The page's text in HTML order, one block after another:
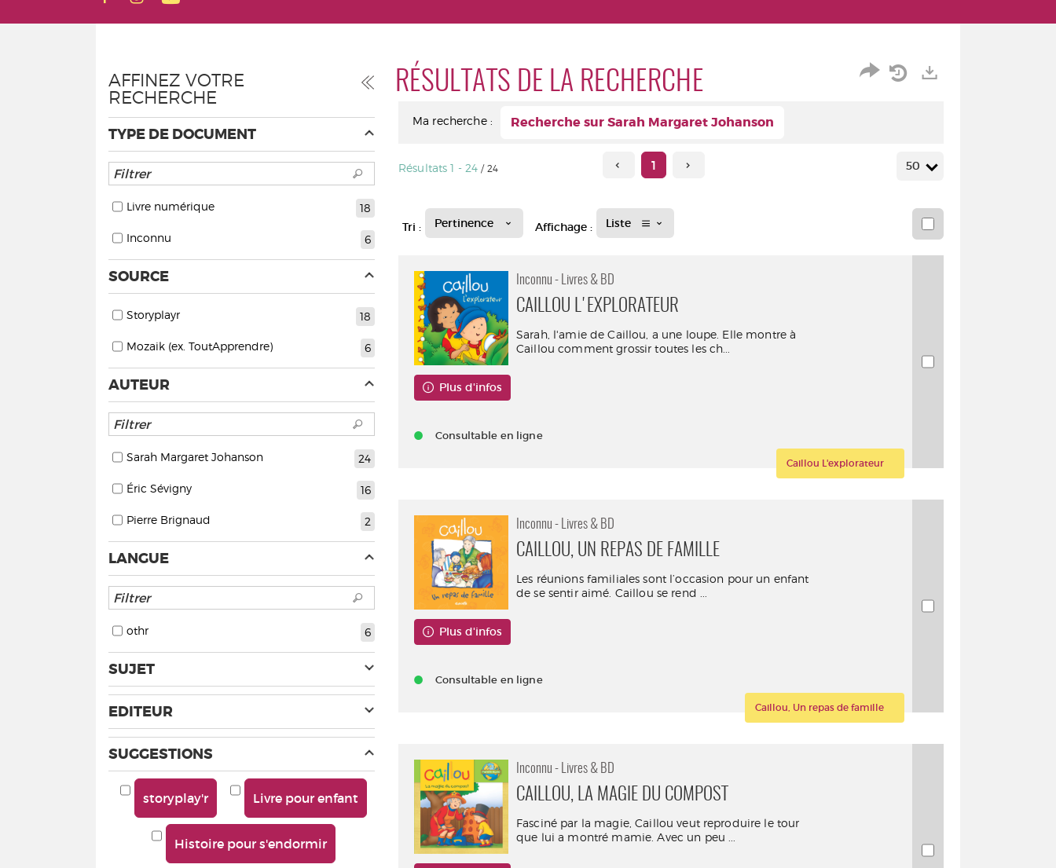
RÉSULTATS DE LA RECHERCHE
recherche
vos
Ma recherche : Recherche sur Sarah Margaret Johanson
Résultats1 - 24 / 24 1 50
Tri : Pertinence Affichage : Liste
Inconnu - Livres & BD
CAILLOU L'EXPLORATEUR
Sarah, l'amie de Caillou, a une loupe. Elle montre à
Caillou comment grossir toutes les ch...
Plus d'infos
Consultable en ligne
Caillou L'explorateur
Inconnu - Livres & BD
CAILLOU, UN REPAS DE FAMILLE
Les réunions familiales sont l’occasion pour un enfant
de se sentir aimé. Caillou se rend ...
Plus d'infos
Consultable en ligne
Caillou, Un repas de famille
Inconnu - Livres & BD
CAILLOU, LA MAGIE DU COMPOST
Fasciné par la magie, Caillou veut reproduire le tour
que lui a montré mamie. Avec un peu ...
AFFINEZ VOTRE
RECHERCHE
TYPE DE DOCUMENT
18
Livre numérique
6
Inconnu
SOURCE
18
Storyplayr
6
Mozaik (ex. ToutApprendre)
AUTEUR
24
Sarah Margaret Johanson
16
Éric Sévigny
2
Pierre Brignaud
LANGUE
6
othr
SUJET
EDITEUR
SUGGESTIONS
storyplay'r Livre pour enfant
Histoire pour s'endormir